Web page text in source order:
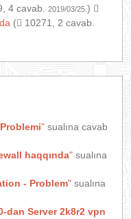
4 cavab. 2019/03/25. )
( 10271, 2 cavab.
" sualına cavab
haqqında" sualına
- Problem" sualına
dan Server 2k8r2 vpn